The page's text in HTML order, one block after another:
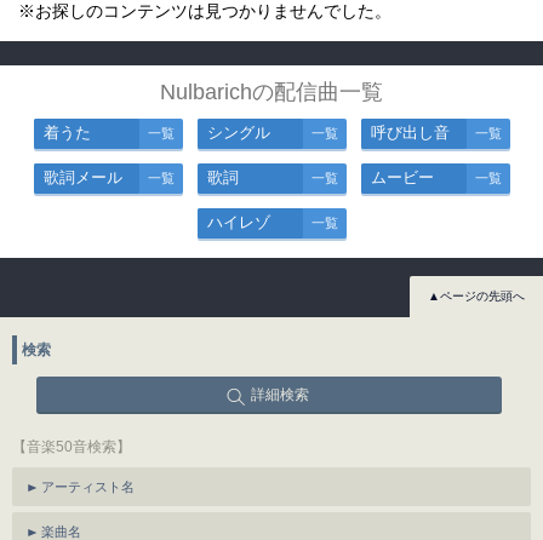
※お探しのコンテンツは見つかりませんでした。
Nulbarichの配信曲一覧
着うた 一覧 シングル 一覧 呼び出し音 一覧
歌詞メール 一覧 歌詞 一覧 ムービー 一覧
ハイレゾ 一覧
▲ページの先頭へ
検索
詳細検索
【音楽50音検索】
アーティスト名
楽曲名